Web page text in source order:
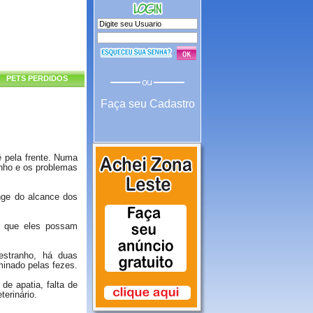
PETS PERDIDOS
pela frente. Numa
e os problemas
do alcance dos
eles possam
há duas
pelas fezes.
apatia, falta de
Faça seu Cadastro